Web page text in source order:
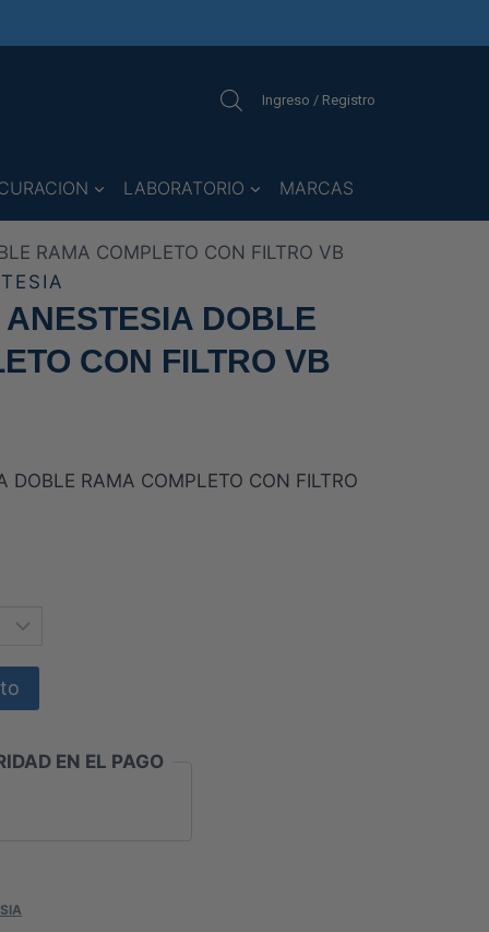
Ingreso / Registro
LABORATORIO MARCAS
RAMA COMPLETO CON FILTRO VB
DOBLE
CON FILTRO VB
DOBLE RAMA COMPLETO CON FILTRO
EN EL PAGO